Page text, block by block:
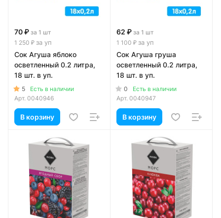
70 ₽ за 1 шт
1 250 ₽ за уп
Сок Агуша яблоко
осветленный 0.2 литра,
18 шт. в уп.
5
Есть в наличии
Арт. 0040946
В корзину
62 ₽ за 1 шт
1 100 ₽ за уп
Сок Агуша груша
осветленный 0.2 литра,
18 шт. в уп.
0
Есть в наличии
Арт. 0040947
В корзину